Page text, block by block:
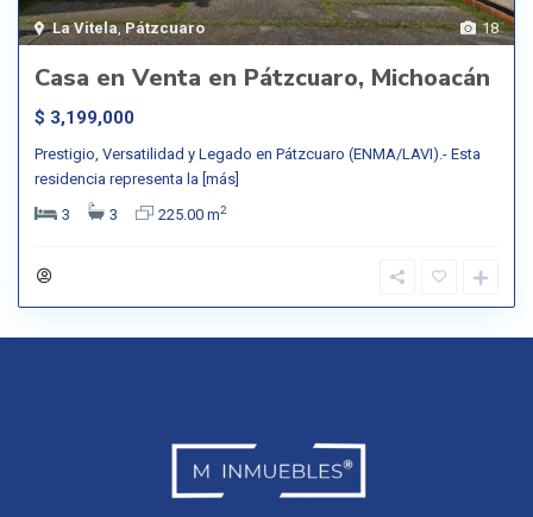
18
La Vitela,Pátzcuaro
Casa en Venta en Pátzcuaro, Michoacán
$ 3,199,000
Prestigio, Versatilidad y Legado en Pátzcuaro (ENMA/LAVI).- Esta
residencia representa la [más]
3
3 225.00 m2